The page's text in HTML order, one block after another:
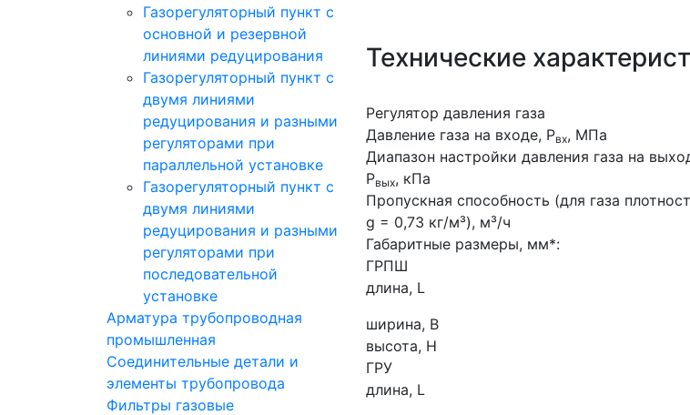
Газорегуляторный пункт c
основной и резервной
линиями редуцирования
Газорегуляторный пункт с
двумя линиями
редуцирования и разными
регуляторами при
параллельной установке
Газорегуляторный пункт с
двумя линиями
редуцирования и разными
регуляторами при
последовательной
установке
Арматура трубопроводная
промышленная
Соединительные детали и
элементы трубопровода
Фильтры газовые
Технические
Регулятор давления газа
Давление газа на входе, Рвх, МПа
Диапазон настройки давления газа на
Рвых, кПа
Пропускная способность (для газа
g = 0,73 кг/м³), м³/ч
Габаритные размеры, мм*:
ГРПШ
длина, L
ширина, B
высота, H
ГРУ
длина, L